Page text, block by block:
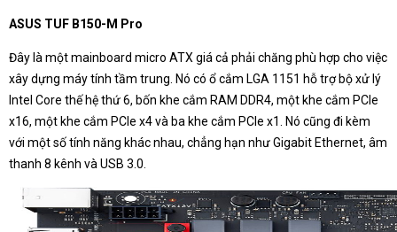
ASUS TUF B150-M Pro
Đây là một mainboard micro ATX giá cả phải chăng phù hợp cho việc
xây dựng máy tính tầm trung. Nó có ổ cắm LGA 1151 hỗ trợ bộ xử lý
Intel Core thế hệ thứ 6, bốn khe cắm RAM DDR4, một khe cắm PCIe
x16, một khe cắm PCIe x4 và ba khe cắm PCIe x1. Nó cũng đi kèm
với một số tính năng khác nhau, chẳng hạn như Gigabit Ethernet, âm
thanh 8 kênh và USB 3.0.